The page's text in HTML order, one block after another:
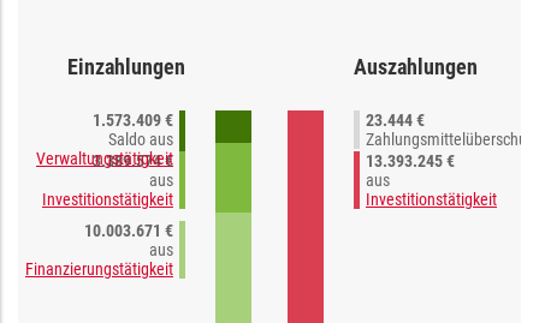
Einzahlungen
1.573.409 €
Saldo aus
Verwaltungstätigkeit
3.389.574 €
aus
Investitionstätigkeit
10.003.671 €
aus
Finanzierungstätigkeit
Auszahlungen
23.444 €
13.393.245 €
aus
Investitionstätigkeit